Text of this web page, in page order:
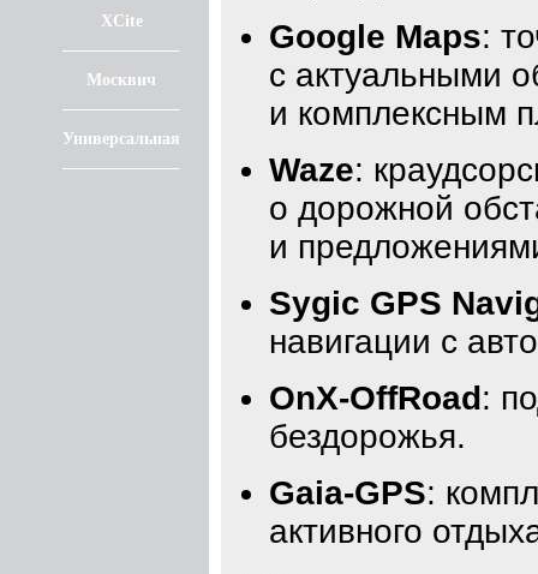
XCite
Москвич
Универсальная
Google Maps:
с актуальными
и комплексным
Waze:
о дорожной
и
Sygic GPS
навигации с
OnX-OffRoad:
бездорожья.
Gaia-GPS:
активного